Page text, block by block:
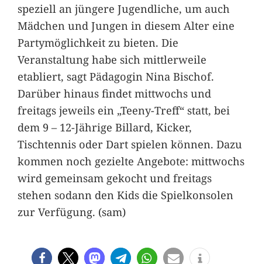
speziell an jüngere Jugendliche, um auch
Mädchen und Jungen in diesem Alter eine
Partymöglichkeit zu bieten. Die
Veranstaltung habe sich mittlerweile
etabliert, sagt Pädagogin Nina Bischof.
Darüber hinaus findet mittwochs und
freitags jeweils ein „Teeny-Treff“ statt, bei
dem 9 – 12-Jährige Billard, Kicker,
Tischtennis oder Dart spielen können. Dazu
kommen noch gezielte Angebote: mittwochs
wird gemeinsam gekocht und freitags
stehen sodann den Kids die Spielkonsolen
zur Verfügung. (sam)